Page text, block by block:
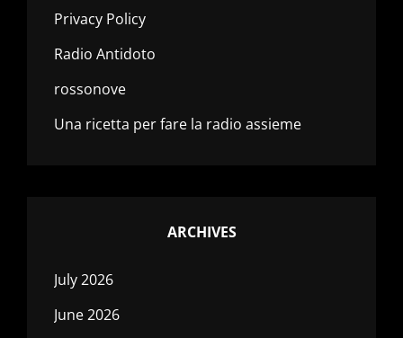
Privacy Policy
Radio Antidoto
rossonove
Una ricetta per fare la radio assieme
ARCHIVES
July 2026
June 2026